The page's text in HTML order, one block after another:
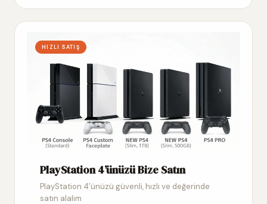
HIZLI SATIŞ
PlayStation 4’ünüzü Bize Satın
PlayStation 4’ünüzü güvenli, hızlı ve değerinde
satın alalım